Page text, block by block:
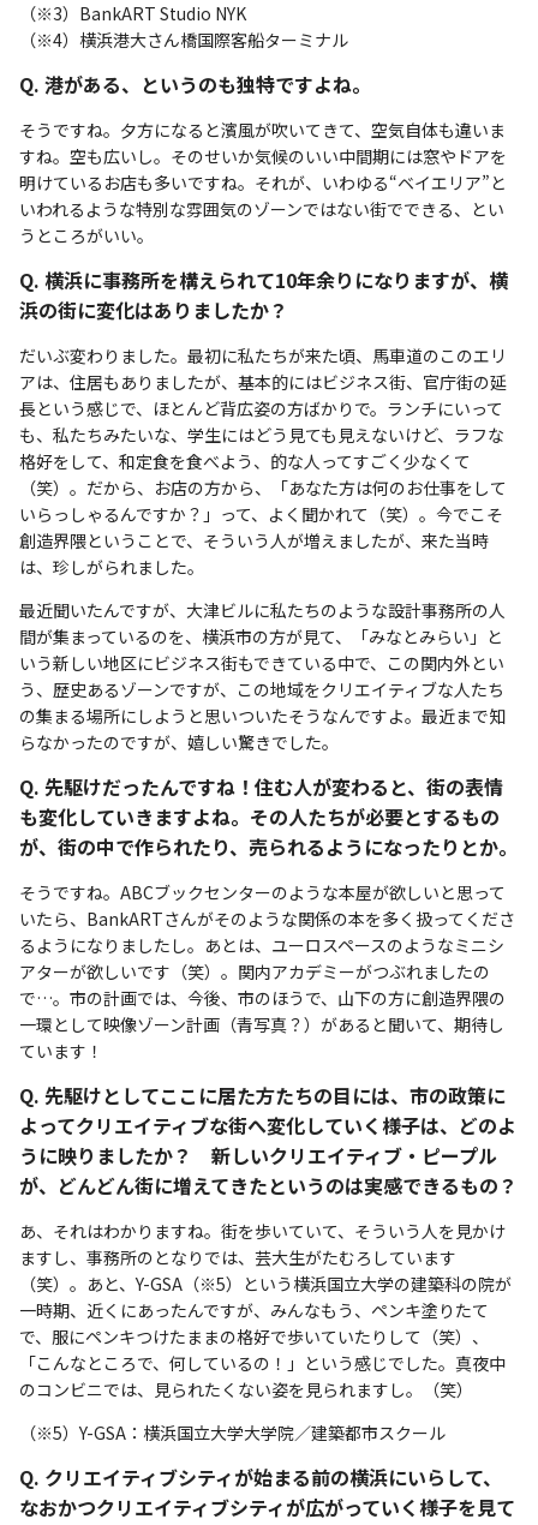
（※3）BankART Studio NYK
（※4）横浜港大さん橋国際客船ターミナル
Q. 港がある、というのも独特ですよね。
そうですね。夕方になると濱風が吹いてきて、空気自体も違いま
すね。空も広いし。そのせいか気候のいい中間期には窓やドアを
明けているお店も多いですね。それが、いわゆる“ベイエリア”と
いわれるような特別な雰囲気のゾーンではない街でできる、とい
うところがいい。
Q. 横浜に事務所を構えられて10年余りになりますが、横
浜の街に変化はありましたか？
だいぶ変わりました。最初に私たちが来た頃、馬車道のこのエリ
アは、住居もありましたが、基本的にはビジネス街、官庁街の延
長という感じで、ほとんど背広姿の方ばかりで。ランチにいって
も、私たちみたいな、学生にはどう見ても見えないけど、ラフな
格好をして、和定食を食べよう、的な人ってすごく少なくて
（笑）。だから、お店の方から、「あなた方は何のお仕事をして
いらっしゃるんですか？」って、よく聞かれて（笑）。今でこそ
創造界隈ということで、そういう人が増えましたが、来た当時
は、珍しがられました。
最近聞いたんですが、大津ビルに私たちのような設計事務所の人
間が集まっているのを、横浜市の方が見て、「みなとみらい」と
いう新しい地区にビジネス街もできている中で、この関内外とい
う、歴史あるゾーンですが、この地域をクリエイティブな人たち
の集まる場所にしようと思いついたそうなんですよ。最近まで知
らなかったのですが、嬉しい驚きでした。
Q. 先駆けだったんですね！住む人が変わると、街の表情
も変化していきますよね。その人たちが必要とするもの
が、街の中で作られたり、売られるようになったりとか。
そうですね。ABCブックセンターのような本屋が欲しいと思って
いたら、BankARTさんがそのような関係の本を多く扱ってくださ
るようになりましたし。あとは、ユーロスペースのようなミニシ
アターが欲しいです（笑）。関内アカデミーがつぶれましたの
で…。市の計画では、今後、市のほうで、山下の方に創造界隈の
一環として映像ゾーン計画（青写真？）があると聞いて、期待し
ています！
Q. 先駆けとしてここに居た方たちの目には、市の政策に
よってクリエイティブな街へ変化していく様子は、どのよ
うに映りましたか？ 新しいクリエイティブ・ピープル
が、どんどん街に増えてきたというのは実感できるもの？
あ、それはわかりますね。街を歩いていて、そういう人を見かけ
ますし、事務所のとなりでは、芸大生がたむろしています
（笑）。あと、Y-GSA（※5）という横浜国立大学の建築科の院が
一時期、近くにあったんですが、みんなもう、ペンキ塗りたて
で、服にペンキつけたままの格好で歩いていたりして（笑）、
「こんなところで、何しているの！」という感じでした。真夜中
のコンビニでは、見られたくない姿を見られますし。（笑）
（※5）Y-GSA：横浜国立大学大学院／建築都市スクール
Q. クリエイティブシティが始まる前の横浜にいらして、
なおかつクリエイティブシティが広がっていく様子を見て